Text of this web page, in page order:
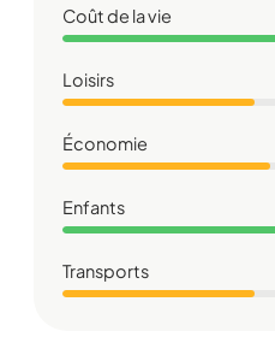
Coût de la vie
Loisirs
Économie
Enfants
Transports